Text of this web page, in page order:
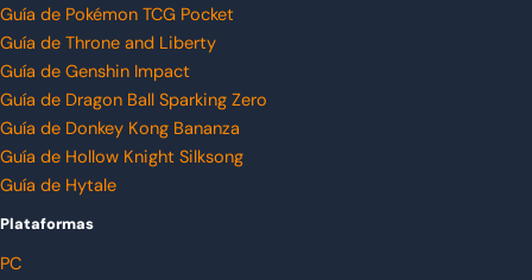
Guía de Pokémon TCG Pocket
Guía de Throne and Liberty
Guía de Genshin Impact
Guía de Dragon Ball Sparking Zero
Guía de Donkey Kong Bananza
Guía de Hollow Knight Silksong
Guía de Hytale
Plataformas
PC